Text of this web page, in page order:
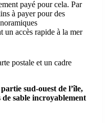
payé pour cela. Par
à payer pour des
un accès rapide à la mer
postale et un cadre
sud-ouest de l’île,
de sable incroyablement